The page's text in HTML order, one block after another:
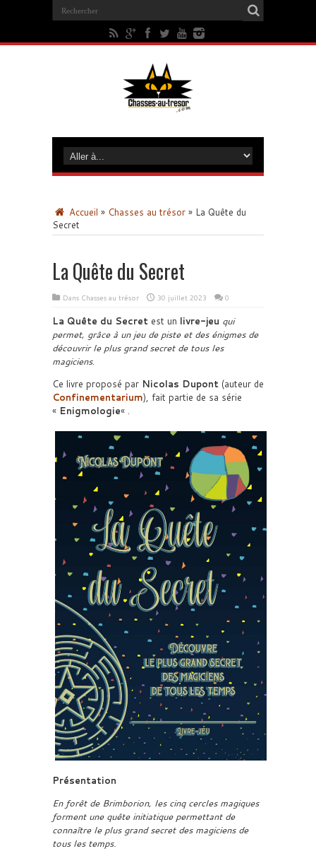
Accueil » Chasses au trésor » La Quête du
Secret
La Quête du Secret
Dans Chasses au trésor 30 juillet 2023 0
La Quête du Secret est un livre-jeu qui
permet, grâce à un jeu de piste et des énigmes de
découvrir le plus grand secret de tous les
magiciens.
Ce livre proposé par Nicolas Dupont (auteur de
Confinementarium), fait partie de sa série
« Enigmologie« .
Présentation
En forêt de Brimborion, les cinq cercles magiques
forment une quête initiatique permettant de
connaître le plus grand secret des magiciens de
tous les temps.